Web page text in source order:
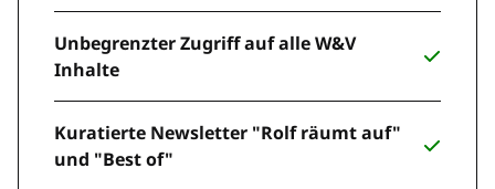
Unbegrenzter Zugriff auf alle W&V
Inhalte
Kuratierte Newsletter "Rolf räumt auf"
und "Best of"